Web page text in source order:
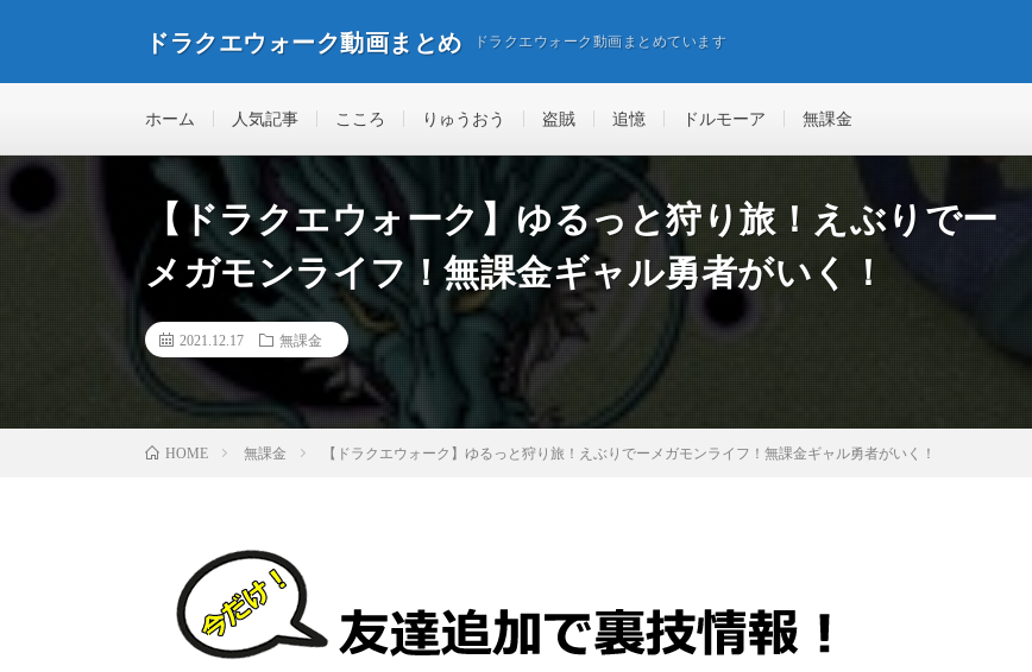
ドラクエウォーク動画まとめ ドラクエウォーク動画まとめています
ホーム 人気記事 こころ りゅうおう 盗賊 追憶 ドルモーア 無課金
【ドラクエウォーク】ゆるっと狩り旅！えぶりでー
メガモンライフ！無課金ギャル勇者がいく！
2021.12.17 無課金
HOME 無課金 【ドラクエウォーク】ゆるっと狩り旅！えぶりでーメガモンライフ！無課金ギャル勇者がいく！